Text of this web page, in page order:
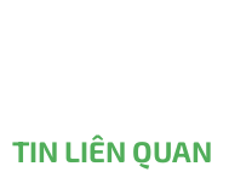
TIN LIÊN QUAN